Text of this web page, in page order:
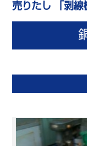
売りたし 「剥線